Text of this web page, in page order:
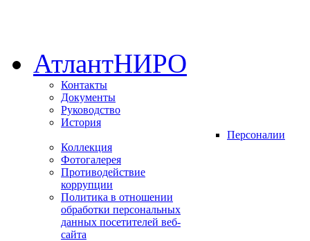
АтлантНИРО
Контакты
Документы
Руководство
История
Персоналии
Коллекция
Фотогалерея
Противодействие
коррупции
Политика в отношении
обработки персональных
данных посетителей веб-
сайта